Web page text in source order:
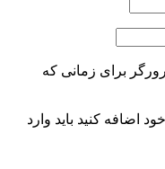
برای زمانی که
اضافه کنید باید وارد